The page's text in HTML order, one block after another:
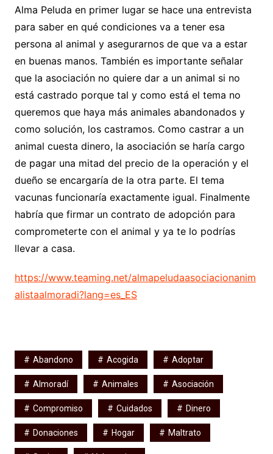
Alma Peluda en primer lugar se hace una entrevista
para saber en qué condiciones va a tener esa
persona al animal y asegurarnos de que va a estar
en buenas manos. También es importante señalar
que la asociación no quiere dar a un animal si no
está castrado porque tal y como está el tema no
queremos que haya más animales abandonados y
como solución, los castramos. Como castrar a un
animal cuesta dinero, la asociación se haría cargo
de pagar una mitad del precio de la operación y el
dueño se encargaría de la otra parte. El tema
vacunas funcionaría exactamente igual. Finalmente
habría que firmar un contrato de adopción para
comprometerte con el animal y ya te lo podrías
llevar a casa.
https://www.teaming.net/almapeludaasociacionanim
alistaalmoradi?lang=es_ES
Abandono Acogida Adoptar
Almoradí Animales Asociación
Compromiso Cuidados Dinero
Donaciones Hogar Maltrato